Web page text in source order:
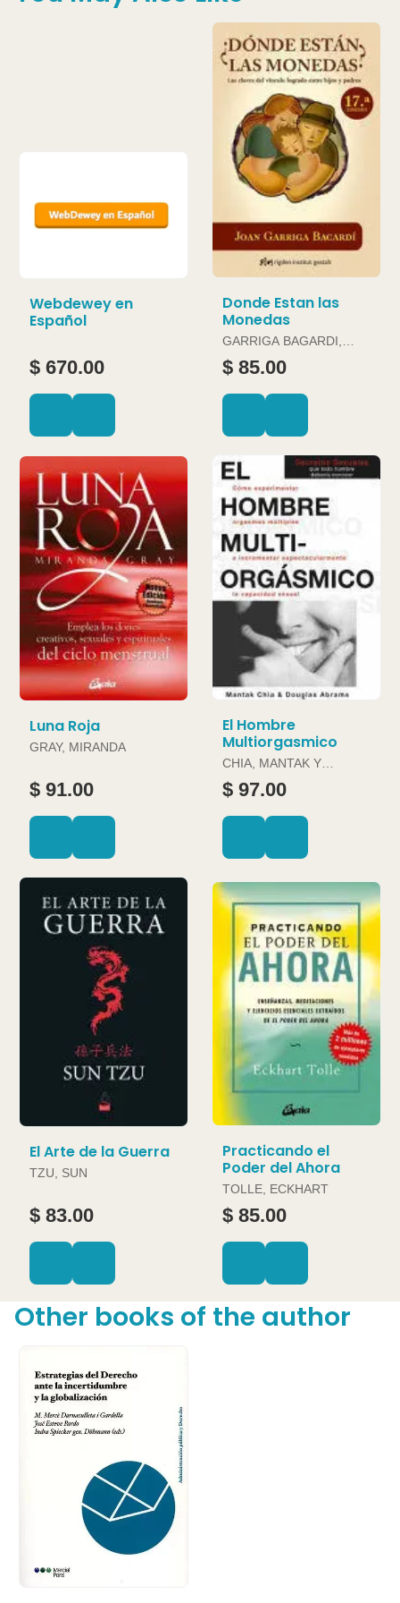
Webdewey en
Español
$ 670.00
Donde Estan las
Monedas
GARRIGA BAGARDI,
JOAN
$ 85.00
Luna Roja
GRAY, MIRANDA
$ 91.00
El Hombre
Multiorgasmico
CHIA, MANTAK Y
DOUGLAS ABRAMS
$ 97.00
El Arte de la Guerra
TZU, SUN
$ 83.00
Practicando el
Poder del Ahora
TOLLE, ECKHART
$ 85.00
Other books of the author